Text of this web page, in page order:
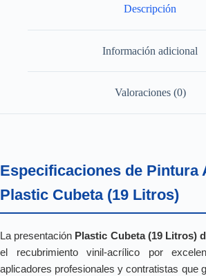
Descripción
Información adicional
Valoraciones (0)
Especificaciones de Pintura
Plastic Cubeta (19 Litros)
La presentación Plastic Cubeta (19 Litros)
el recubrimiento vinil-acrílico por
aplicadores profesionales y contratistas que